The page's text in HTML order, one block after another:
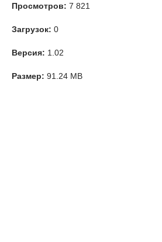
Просмотров: 7 821
Загрузок: 0
Версия: 1.02
Размер: 91.24 MB